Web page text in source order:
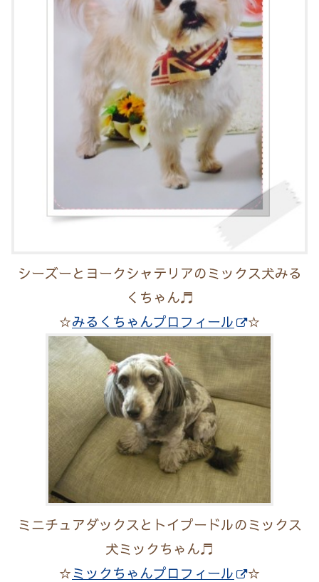
シーズーとヨークシャテリアのミックス犬みる
くちゃん♬
☆みるくちゃんプロフィール ☆
ミニチュアダックスとトイプードルのミックス
犬ミックちゃん♬
☆ミックちゃんプロフィール ☆